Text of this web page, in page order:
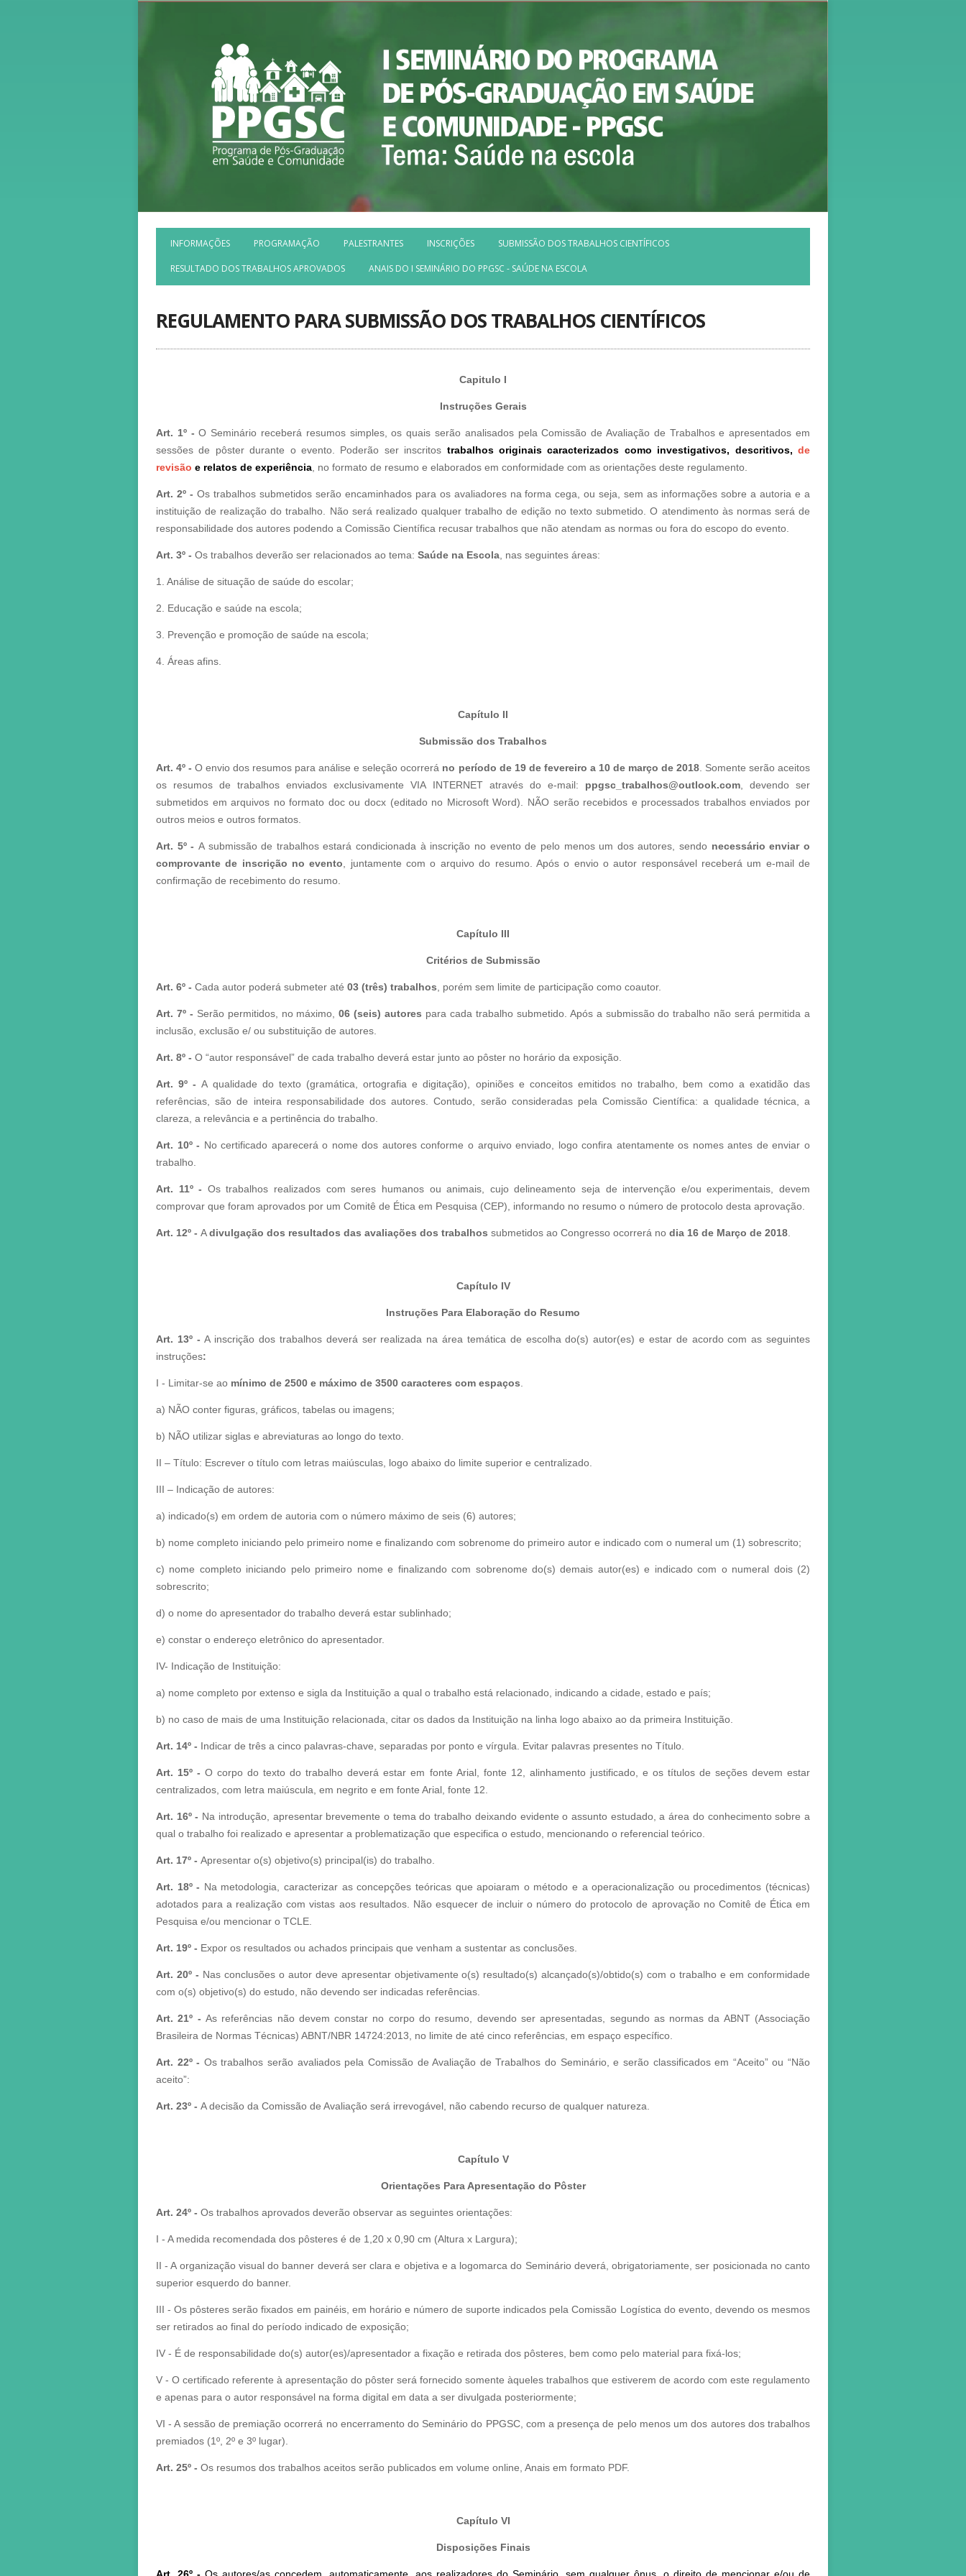
INFORMAÇÕES PROGRAMAÇÃO PALESTRANTES INSCRIÇÕES SUBMISSÃO DOS TRABALHOS CIENTÍFICOS
RESULTADO DOS TRABALHOS APROVADOS ANAIS DO I SEMINÁRIO DO PPGSC - SAÚDE NA ESCOLA
REGULAMENTO PARA SUBMISSÃO DOS TRABALHOS CIENTÍFICOS
Capitulo I
Instruções Gerais
Art. 1º -O Seminário receberá resumos simples, os quais serão analisados pela Comissão de Avaliação de Trabalhos e apresentados em
sessões de pôster durante o evento. Poderão ser inscritos trabalhos originais caracterizados como investigativos, descritivos,de
revisão e relatos de experiência , no formato de resumo e elaborados em conformidade com as orientações deste regulamento.
Art. 2º - Os trabalhos submetidos serão encaminhados para os avaliadores na forma cega, ou seja, sem as informações sobre a autoria e a
instituição de realização do trabalho. Não será realizado qualquer trabalho de edição no texto submetido. O atendimento às normas será de
responsabilidade dos autores podendo a Comissão Científica recusar trabalhos que não atendam as normas ou fora do escopo do evento.
Art. 3º - Os trabalhos deverão ser relacionados ao tema: Saúde na Escola , nas seguintes áreas:
1. Análise de situação de saúde do escolar;
2. Educação e saúde na escola;
3. Prevenção e promoção de saúde na escola;
4. Áreas afins.
Capítulo II
Submissão dos Trabalhos
Art. 4º -O envio dos resumos para análise e seleção ocorrerá no período de 19 de fevereiro a 10 de março de 2018. Somente serão aceitos
os resumos de trabalhos enviados exclusivamente VIA INTERNET através do e-mail: ppgsc_trabalhos@outlook.com, devendo ser
submetidos em arquivos no formato doc ou docx (editado no Microsoft Word). NÃO serão recebidos e processados trabalhos enviados por
outros meios e outros formatos.
Art. 5º - A submissão de trabalhos estará condicionada à inscrição no evento de pelo menos um dos autores, sendo necessário enviar o
comprovante de inscrição no evento , juntamente com o arquivo do resumo. Após o envio o autor responsável receberá um e-mail de
confirmação de recebimento do resumo.
Capítulo III
Critérios de Submissão
Art. 6º - Cada autor poderá submeter até 03 (três) trabalhos porém sem limite de participação como coautor.
Art. 7º - Serão permitidos, no máximo,06 (seis) autores para cada trabalho submetido. Após a submissão do trabalho não será permitida a
inclusão, exclusão e/ ou substituição de autores.
Art. 8º - O “autor responsável” de cada trabalho deverá estar junto ao pôster no horário da exposição.
Art. 9º -A qualidade do texto (gramática, ortografia e digitação), opiniões e conceitos emitidos no trabalho, bem como a exatidão das
referências, são de inteira responsabilidade dos autores. Contudo, serão consideradas pela Comissão Científica: a qualidade técnica, a
clareza, a relevância e a pertinência do trabalho.
Art. 10º - No certificado aparecerá o nome dos autores conforme o arquivo enviado, logo confira atentamente os nomes antes de enviar o
trabalho.
Art. 11º - Os trabalhos realizados com seres humanos ou animais, cujo delineamento seja de intervenção e/ou experimentais, devem
comprovar que foram aprovados por um Comitê de Ética em Pesquisa (CEP), informando no resumo o número de protocolo desta aprovação.
Art. 12º - Adivulgação dos resultados das avaliações dos trabalhos submetidos ao Congresso ocorrerá no dia 16 de Março de 2018
Capítulo IV
Instruções Para Elaboração do Resumo
Art. 13º -A inscrição dos trabalhos deverá ser realizada na área temática de escolha do(s) autor(es) e estar de acordo com as seguintes
instruções:
I - Limitar-se ao mínimo de 2500 e máximo de 3500 caracteres com espaços
a) NÃO conter figuras, gráficos, tabelas ou imagens;
b) NÃO utilizar siglas e abreviaturas ao longo do texto.
II – Título: Escrever o título com letras maiúsculas, logo abaixo do limite superior e centralizado.
III – Indicação de autores:
a) indicado(s) em ordem de autoria com o número máximo de seis (6) autores;
b) nome completo iniciando pelo primeiro nome e finalizando com sobrenome do primeiro autor e indicado com o numeral um (1) sobrescrito;
c) nome completo iniciando pelo primeiro nome e finalizando com sobrenome do(s) demais autor(es) e indicado com o numeral dois (2)
sobrescrito;
d) o nome do apresentador do trabalho deverá estar sublinhado;
e) constar o endereço eletrônico do apresentador.
IV- Indicação de Instituição:
a) nome completo por extenso e sigla da Instituição a qual o trabalho está relacionado, indicando a cidade, estado e país;
b) no caso de mais de uma Instituição relacionada, citar os dados da Instituição na linha logo abaixo ao da primeira Instituição.
Art. 14º - Indicar de três a cinco palavras-chave, separadas por ponto e vírgula. Evitar palavras presentes no Título.
Art. 15º- O corpo do texto do trabalho deverá estar em fonte Arial, fonte 12, alinhamento justificado, e os títulos de seções devem estar
centralizados, com letra maiúscula, em negrito e em fonte Arial, fonte 12.
Art. 16º- Na introdução, apresentar brevemente o tema do trabalho deixando evidente o assunto estudado, a área do conhecimento sobre a
qual o trabalho foi realizado e apresentar a problematização que especifica o estudo, mencionando o referencial teórico.
Art. 17º - Apresentar o(s) objetivo(s) principal(is) do trabalho.
Art. 18º - Na metodologia, caracterizar as concepções teóricas que apoiaram o método e a operacionalização ou procedimentos (técnicas)
adotados para a realização com vistas aos resultados. Não esquecer de incluir o número do protocolo de aprovação no Comitê de Ética em
Pesquisa e/ou mencionar o TCLE.
Art. 19º - Expor os resultados ou achados principais que venham a sustentar as conclusões.
Art. 20º - Nas conclusões o autor deve apresentar objetivamente o(s) resultado(s) alcançado(s)/obtido(s) com o trabalho e em conformidade
com o(s) objetivo(s) do estudo, não devendo ser indicadas referências.
Art. 21º - As referências não devem constar no corpo do resumo, devendo ser apresentadas, segundo as normas da ABNT (Associação
Brasileira de Normas Técnicas) ABNT/NBR 14724:2013, no limite de até cinco referências, em espaço específico.
Art. 22º- Os trabalhos serão avaliados pela Comissão de Avaliação de Trabalhos do Seminário, e serão classificados em “Aceito” ou “Não
aceito”:
Art. 23º - A decisão da Comissão de Avaliação será irrevogável, não cabendo recurso de qualquer natureza.
Capítulo V
Orientações Para Apresentação do Pôster
Art. 24º - Os trabalhos aprovados deverão observar as seguintes orientações:
I - A medida recomendada dos pôsteres é de 1,20 x 0,90 cm (Altura x Largura);
II - A organização visual do banner deverá ser clara e objetiva e a logomarca do Seminário deverá, obrigatoriamente, ser posicionada no canto
superior esquerdo do banner.
III - Os pôsteres serão fixados em painéis, em horário e número de suporte indicados pela Comissão Logística do evento, devendo os mesmos
ser retirados ao final do período indicado de exposição;
IV - É de responsabilidade do(s) autor(es)/apresentador a fixação e retirada dos pôsteres, bem como pelo material para fixá-los;
V - O certificado referente à apresentação do pôster será fornecido somente àqueles trabalhos que estiverem de acordo com este regulamento
e apenas para o autor responsável na forma digital em data a ser divulgada posteriormente;
VI - A sessão de premiação ocorrerá no encerramento do Seminário do PPGSC, com a presença de pelo menos um dos autores dos trabalhos
premiados (1º, 2º e 3º lugar).
Art. 25º - Os resumos dos trabalhos aceitos serão publicados em volume online, Anais em formato PDF.
Capítulo VI
Disposições Finais